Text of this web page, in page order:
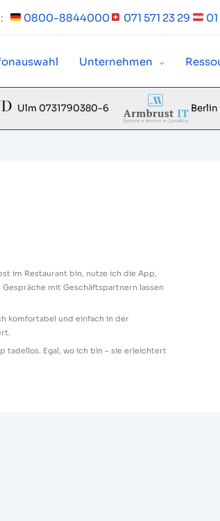
0800-8844000 071 571 23 29
Unternehmen
Ulm 0731790380-6
im Restaurant bin, nutze ich die App,
Gespräche mit Geschäftspartnern lassen
komfortabel und einfach in der
tadellos. Egal, wo ich bin – sie erleichtert